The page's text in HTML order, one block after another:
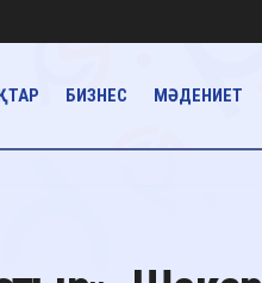
БИЗНЕС МӘДЕНИЕТ